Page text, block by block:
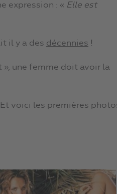
expression : « Elle est
il y a des décennies !
», une femme doit avoir la
voici les premières